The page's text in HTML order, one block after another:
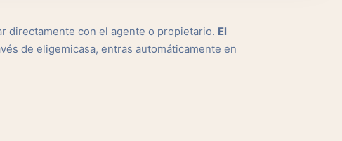
directamente con el agente o propietario. El
de eligemicasa, entras automáticamente en